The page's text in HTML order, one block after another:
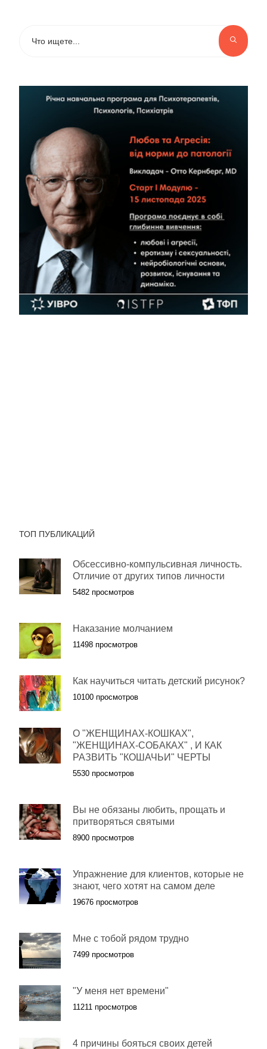
ТОП ПУБЛИКАЦИЙ
Обсессивно-компульсивная личность.
Отличие от других типов личности
5482 просмотров
Наказание молчанием
11498 просмотров
Как научиться читать детский рисунок?
10100 просмотров
О "ЖЕНЩИНАХ-КОШКАХ",
"ЖЕНЩИНАХ-СОБАКАХ" , И КАК
РАЗВИТЬ "КОШАЧЬИ" ЧЕРТЫ
5530 просмотров
Вы не обязаны любить, прощать и
притворяться святыми
8900 просмотров
Упражнение для клиентов, которые не
знают, чего хотят на самом деле
19676 просмотров
Мне с тобой рядом трудно
7499 просмотров
"У меня нет времени"
11211 просмотров
4 причины бояться своих детей